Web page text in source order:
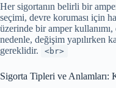
Her sigortanın belirli bir
seçimi, devre koruması için
üzerinde bir amper
nedenle, değişim yapılırken
gereklidir.
<br>
Sigorta Tipleri ve Anlamları: